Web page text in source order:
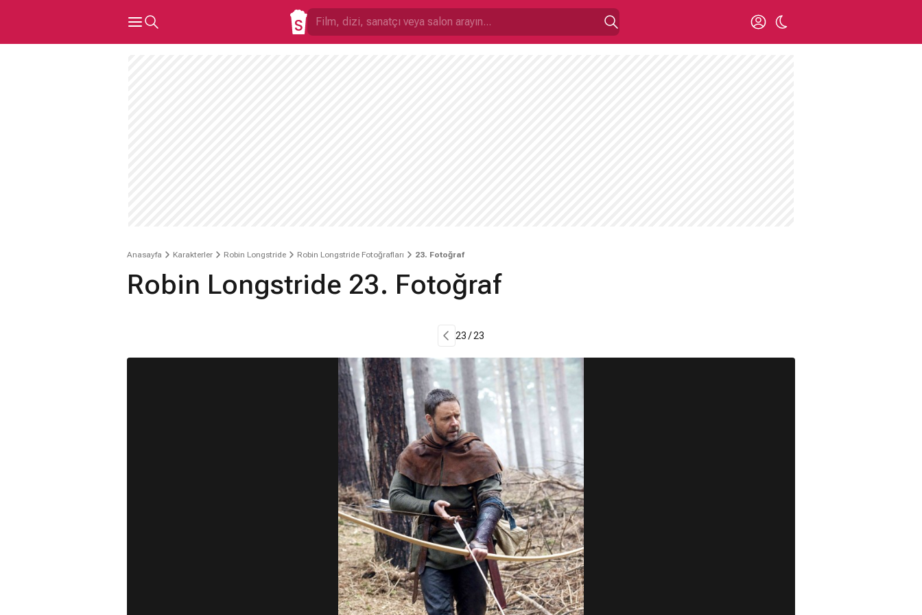
Anasayfa Karakterler Robin Longstride Robin Longstride Fotoğrafları 23. Fotoğraf
Robin Longstride 23. Fotoğraf
23 / 23